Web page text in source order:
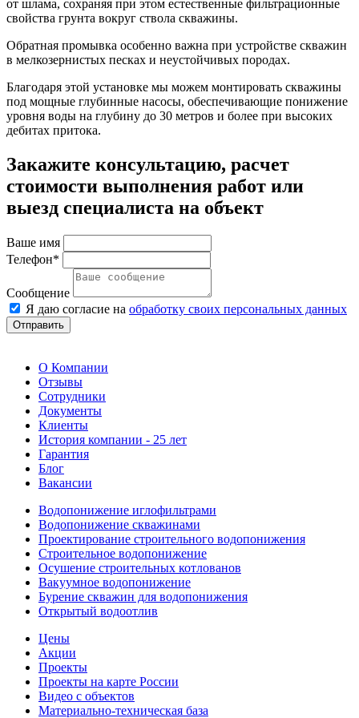
от шлама, сохраняя при этом естественные фильтрационные
свойства грунта вокруг ствола скважины.
Обратная промывка особенно важна при устройстве скважин
в мелкозернистых песках и неустойчивых породах.
Благодаря этой установке мы можем монтировать скважины
под мощные глубинные насосы, обеспечивающие понижение
уровня воды на глубину до 30 метров и более при высоких
дебитах притока.
Закажите консультацию, расчет
стоимости выполнения работ или
выезд специалиста на объект
Ваше имя
Телефон*
Сообщение
Я даю согласие на обработку своих персональных данных
Отправить
О Компании
Отзывы
Сотрудники
Документы
Клиенты
История компании - 25 лет
Гарантия
Блог
Вакансии
Водопонижение иглофильтрами
Водопонижение скважинами
Проектирование строительного водопонижения
Строительное водопонижение
Осушение строительных котлованов
Вакуумное водопонижение
Бурение скважин для водопонижения
Открытый водоотлив
Цены
Акции
Проекты
Проекты на карте России
Видео с объектов
Материально-техническая база